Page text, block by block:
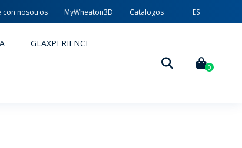
con nosotros MyWheaton3D Catalogos
ES
GLAXPERIENCE
0